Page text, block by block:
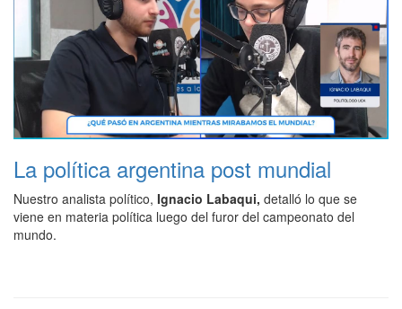
La política argentina post mundial
Nuestro analista político, Ignacio Labaqui, detalló lo que se
viene en materia política luego del furor del campeonato del
mundo.